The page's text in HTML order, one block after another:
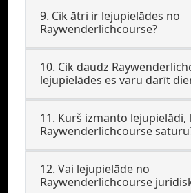
9. Cik ātri ir lejupielādes no
Raywenderlichcourse?
10. Cik daudz
lejupielādes es varu darīt
11. Kurš izmanto lejupielādi,
Raywenderlichcourse
12. Vai lejupielāde no
Raywenderlichcourse